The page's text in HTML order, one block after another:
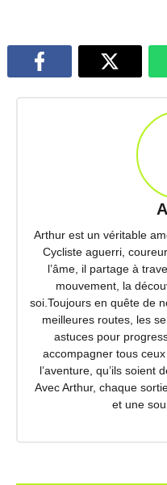
Arthur est un véritable
Cycliste aguerri,
l’âme, il partage à
mouvement, la
soi.Toujours en quête de
meilleures routes, les
astuces pour
accompagner tous
l’aventure, qu’ils soient
Avec Arthur, chaque
et une